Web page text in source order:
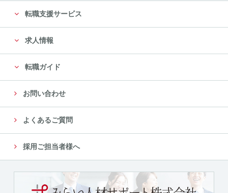
転職支援サービス
求人情報
転職ガイド
お問い合わせ
よくあるご質問
採用ご担当者様へ